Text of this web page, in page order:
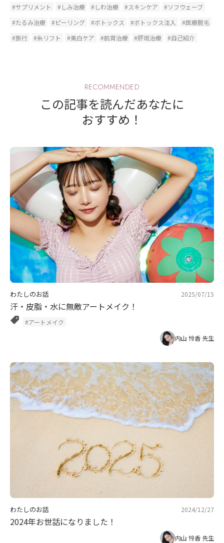
#サプリメント #しみ治療 #しわ治療 #スキンケア
#ソフウェーブ
#たるみ治療
#ピーリング #ボトックス #ボトックス注入
#医療脱毛
#旅行
#糸リフト #美白ケア #肌育治療 #肝斑治療 #自己紹介
RECOMMENDED
この記事を読んだあなたに
おすすめ！
わたしのお話 2025/07/15
汗・皮脂・水に無敵アートメイク！
#アートメイク
内山 怜香 先生
わたしのお話 2024/12/27
2024年お世話になりました！
内山 怜香 先生